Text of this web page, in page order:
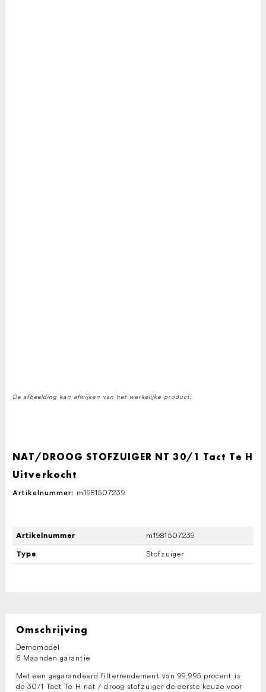
De afbeelding kan afwijken van het werkelijke product.
NAT/DROOG STOFZUIGER NT 30/1 Tact Te H
Uitverkocht
Artikelnummer: m1981507239
Artikelnummer m1981507239
Type Stofzuiger
Omschrijving
Demomodel
6 Maanden garantie
Met een gegarandeerd filterrendement van 99,995 procent is
de 30/1 Tact Te H nat / droog stofzuiger de eerste keuze voor